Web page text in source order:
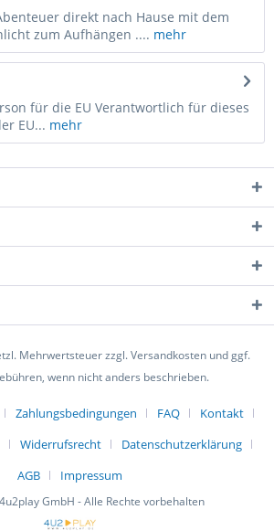
direkt nach Hause mit dem
zum Aufhängen .... mehr
für die EU Verantwortlich für dieses
EU... mehr
Mehrwertsteuer zzgl. Versandkosten und ggf.
wenn nicht anders beschrieben.
Zahlungsbedingungen FAQ
Kontakt
Widerrufsrecht
Datenschutzerklärung
AGB
Impressum
GmbH - Alle Rechte vorbehalten